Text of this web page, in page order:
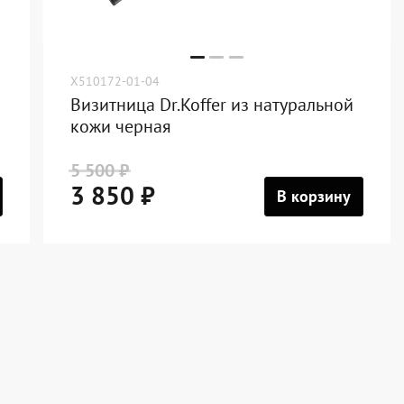
X510172-01-04
Визитница Dr.Koffer из натуральной
кожи черная
5 500 ₽
3 850 ₽ В корзину